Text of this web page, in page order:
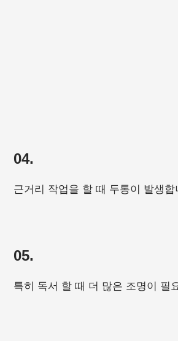
04.
근거리 작업을 할 때 두통이 발생합
05.
특히 독서 할 때 더 많은 조명이 필